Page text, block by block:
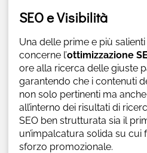
SEO e Visibilità
Una delle prime e più
concerne l’ottimizzazione
ore alla ricerca delle giuste
garantendo che i contenuti
non solo pertinenti ma
all’interno dei risultati di
SEO ben strutturata sia il
un’impalcatura solida su
sforzo promozionale.